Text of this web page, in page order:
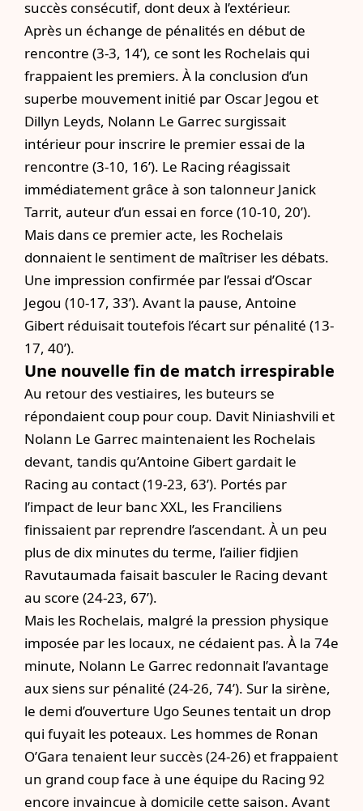
succès consécutif, dont deux à l’extérieur.
Après un échange de pénalités en début de
rencontre (3-3, 14’), ce sont les Rochelais qui
frappaient les premiers. À la conclusion d’un
superbe mouvement initié par Oscar Jegou et
Dillyn Leyds, Nolann Le Garrec surgissait
intérieur pour inscrire le premier essai de la
rencontre (3-10, 16’). Le Racing réagissait
immédiatement grâce à son talonneur Janick
Tarrit, auteur d’un essai en force (10-10, 20’).
Mais dans ce premier acte, les Rochelais
donnaient le sentiment de maîtriser les débats.
Une impression confirmée par l’essai d’Oscar
Jegou (10-17, 33’). Avant la pause, Antoine
Gibert réduisait toutefois l’écart sur pénalité (13-
17, 40’).
Une nouvelle fin de match irrespirable
Au retour des vestiaires, les buteurs se
répondaient coup pour coup. Davit Niniashvili et
Nolann Le Garrec maintenaient les Rochelais
devant, tandis qu’Antoine Gibert gardait le
Racing au contact (19-23, 63’). Portés par
l’impact de leur banc XXL, les Franciliens
finissaient par reprendre l’ascendant. À un peu
plus de dix minutes du terme, l’ailier fidjien
Ravutaumada faisait basculer le Racing devant
au score (24-23, 67’).
Mais les Rochelais, malgré la pression physique
imposée par les locaux, ne cédaient pas. À la 74e
minute, Nolann Le Garrec redonnait l’avantage
aux siens sur pénalité (24-26, 74’). Sur la sirène,
le demi d’ouverture Ugo Seunes tentait un drop
qui fuyait les poteaux. Les hommes de Ronan
O’Gara tenaient leur succès (24-26) et frappaient
un grand coup face à une équipe du Racing 92
encore invaincue à domicile cette saison. Avant